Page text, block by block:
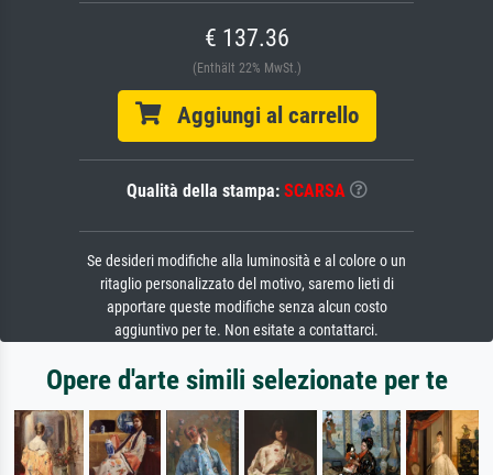
€ 137.36
(Enthält 22% MwSt.)
Aggiungi al carrello
Qualità della stampa: SCARSA
Se desideri modifiche alla luminosità e al colore o un
ritaglio personalizzato del motivo, saremo lieti di
apportare queste modifiche senza alcun costo
aggiuntivo per te. Non esitate a contattarci.
Opere d'arte simili selezionate per te